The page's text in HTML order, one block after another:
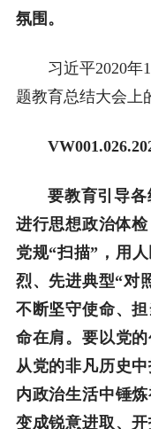
氛围。
习近平2020年
题教育总结大会上
要教育引导
进行思想政治体
党规“扫描”，用
烈、先进典型“对
不断坚守使命、
命在肩。要以党
从党的非凡历史
内政治生活中锤
变成锐意进取、